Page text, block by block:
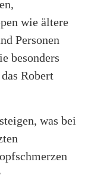
wie ältere
Personen
besonders
Robert
was bei